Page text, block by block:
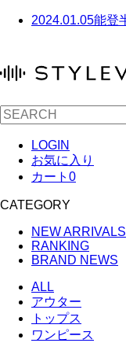
2024.01.05能登
LOGIN
お気に入り
カート 0
CATEGORY
NEW ARRIVALS
RANKING
BRAND NEWS
ALL
アウター
トップス
ワンピース